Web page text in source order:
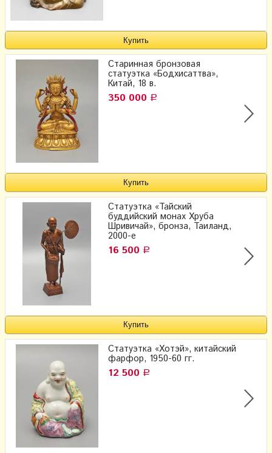
Старинная бронзовая
статуэтка «Бодхисаттва»,
Китай, 18 в.
350 000 Р
Статуэтка «Тайский
буддийский монах Хруба
Шривичай», бронза, Таиланд,
2000-е
16 500 Р
Статуэтка «Хотэй», китайский
фарфор, 1950-60 гг.
12 500 Р